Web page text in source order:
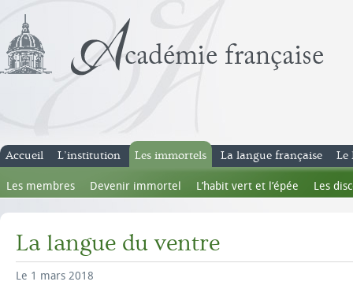
Accueil L’institution Les immortels
Les membres Devenir immortel L’habit vert et l’épée Les
La langue française Le
La langue du ventre
Le 1 mars 2018